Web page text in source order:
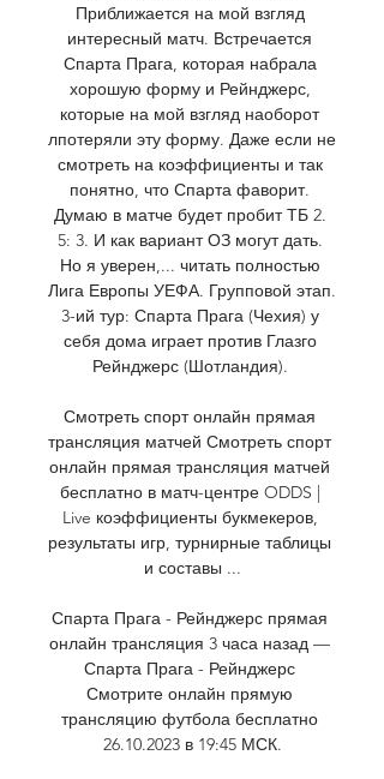
Приближается на мой взгляд
интересный матч. Встречается
Спарта Прага, которая набрала
хорошую форму и Рейнджерс,
которые на мой взгляд наоборот
лпотеряли эту форму. Даже если не
смотреть на коэффициенты и так
понятно, что Спарта фаворит.
Думаю в матче будет пробит ТБ 2.
5: 3. И как вариант ОЗ могут дать.
Но я уверен,... читать полностью
Лига Европы УЕФА. Групповой этап.
3-ий тур: Спарта Прага (Чехия) у
себя дома играет против Глазго
Рейнджерс (Шотландия).
Смотреть спорт онлайн прямая
трансляция матчей Смотреть спорт
онлайн прямая трансляция матчей
бесплатно в матч-центре ODDS |
Live коэффициенты букмекеров,
результаты игр, турнирные таблицы
и составы ...
Спарта Прага - Рейнджерс прямая
онлайн трансляция 3 часа назад —
Спарта Прага - Рейнджерс
Смотрите онлайн прямую
трансляцию футбола бесплатно
26.10.2023 в 19:45 МСК.